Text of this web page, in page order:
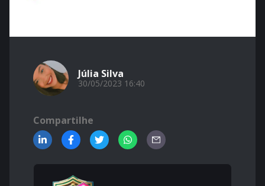
Júlia Silva
30/05/2023 16:40
Compartilhe